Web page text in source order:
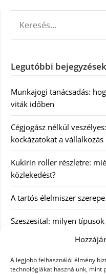
A legjobb felhasználói élmény
technológiákat használunk, mint
Legutóbbi bejegyzések
Munkajogi tanácsadás:
viták időben
Cégjogász nélkül
kockázatokat a vállalkozás
Kukirin roller részletre:
közlekedést?
A tartós élelmiszer
Szeszesital: milyen